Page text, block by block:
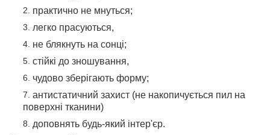
практично не мнуться;
легко прасуються,
не блякнуть на сонці;
стійкі до зношування,
чудово зберігають форму;
антистатичний захист (не накопичується пил на
поверхні тканини)
доповнять будь-який інтер'єр.